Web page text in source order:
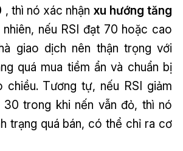
, thì nó xác nhận xu hướng tăng
nhiên, nếu RSI đạt 70 hoặc cao
giao dịch nên thận trọng với
quá mua tiềm ẩn và chuẩn bị
chiều. Tương tự, nếu RSI giảm
30 trong khi nến vẫn đỏ, thì nó
trạng quá bán, có thể chỉ ra cơ